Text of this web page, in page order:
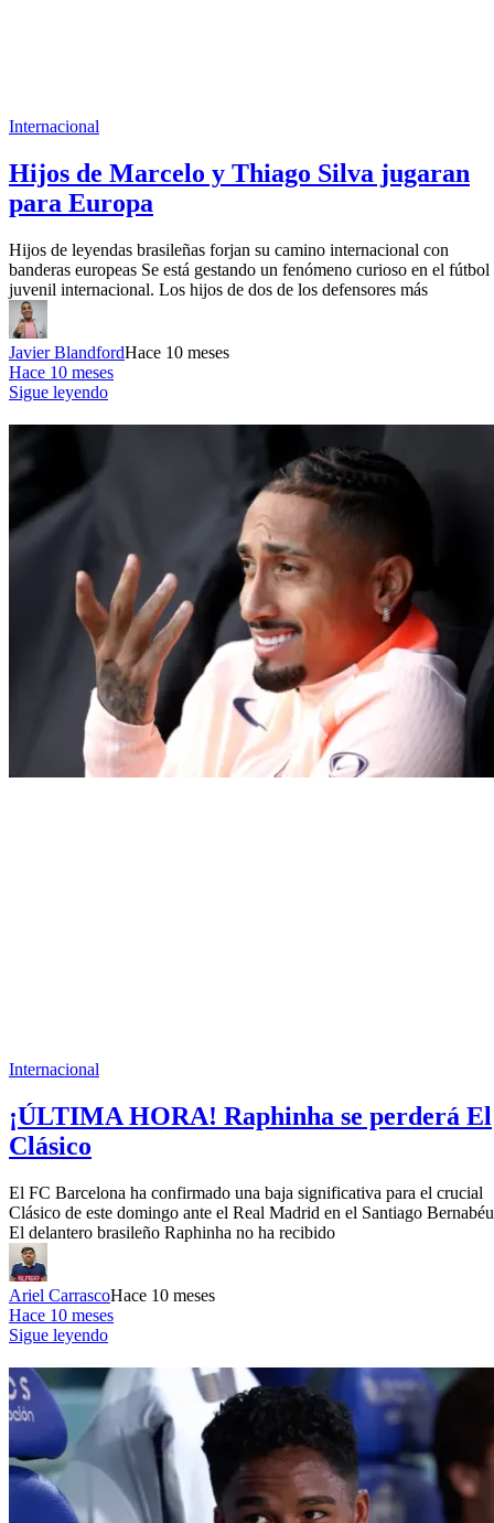
Internacional
Hijos de Marcelo y Thiago Silva jugaran
para Europa
Hijos de leyendas brasileñas forjan su camino internacional con
banderas europeas Se está gestando un fenómeno curioso en el fútbol
juvenil internacional. Los hijos de dos de los defensores más
Javier BlandfordHace 10 meses
Hace 10 meses
Sigue leyendo
Internacional
¡ÚLTIMA HORA! Raphinha se perderá El
Clásico
El FC Barcelona ha confirmado una baja significativa para el crucial
Clásico de este domingo ante el Real Madrid en el Santiago
El delantero brasileño Raphinha no ha recibido
Ariel CarrascoHace 10 meses
Hace 10 meses
Sigue leyendo